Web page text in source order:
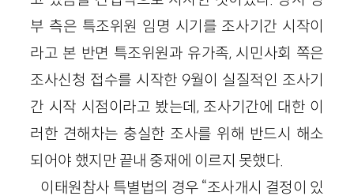
부 측은 특조위원 임명 시기를 조사기간 시작이
라고 본 반면 특조위원과 유가족, 시민사회 쪽은
조사신청 접수를 시작한 9월이 실질적인 조사기
간 시작 시점이라고 봤는데, 조사기간에 대한 이
러한 견해차는 충실한 조사를 위해 반드시 해소
되어야 했지만 끝내 중재에 이르지 못했다.
이태원참사 특별법의 경우 “조사개시 결정이 있